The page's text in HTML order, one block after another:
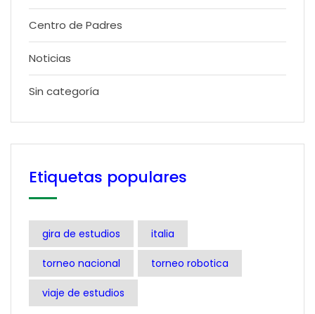
Centro de Padres
Noticias
Sin categoría
Etiquetas populares
gira de estudios italia
torneo nacional torneo robotica
viaje de estudios